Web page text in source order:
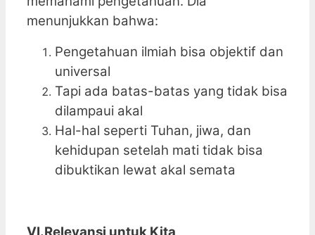
menunjukkan bahwa:
Pengetahuan ilmiah bisa objektif dan
universal
Tapi ada batas-batas yang tidak bisa
dilampaui akal
Hal-hal seperti Tuhan, jiwa, dan
kehidupan setelah mati tidak bisa
dibuktikan lewat akal semata
VI.Relevansi untuk Kita